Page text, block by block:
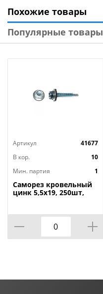
Похожие товары
Популярные товары
Артикул
41677
В кор.
10
Мин. партия
1
Саморез кровельный
цинк 5,5х19, 250шт,